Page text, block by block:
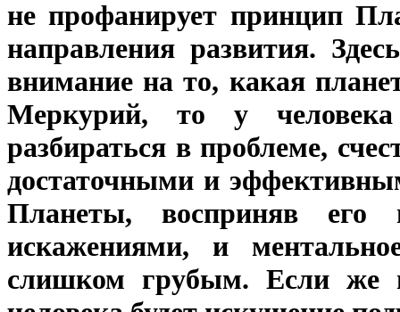
не профанирует принцип
направления развития.
внимание на то, какая
Меркурий, то у
разбираться в проблеме,
достаточными и
Планеты, восприняв
искажениями, и
слишком грубым. Если же